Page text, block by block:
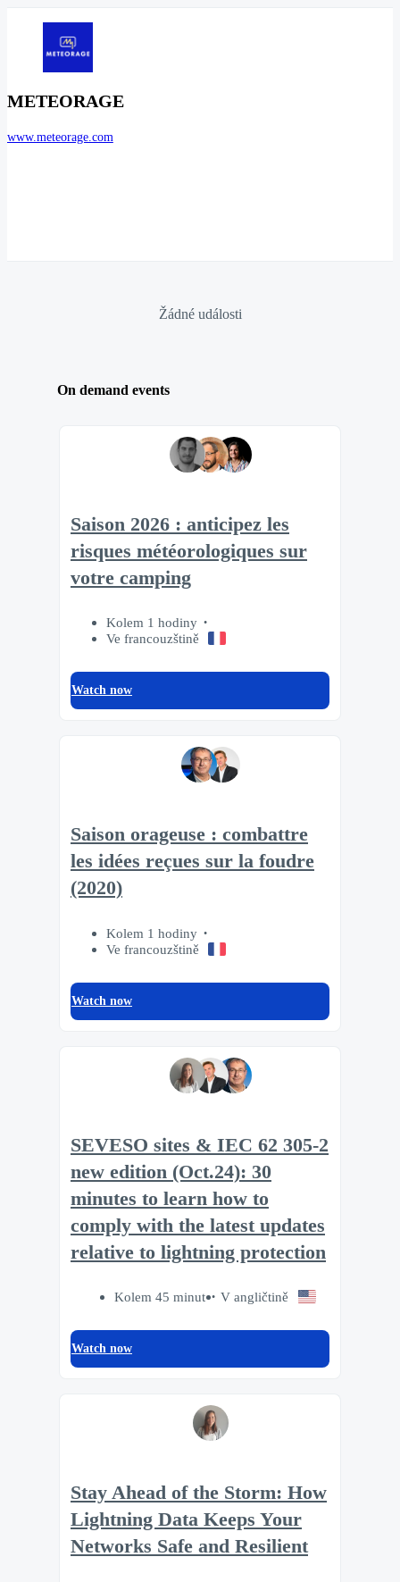
METEORAGE
www.meteorage.com
Žádné události
On demand events
Saison 2026 : anticipez les
risques météorologiques sur
votre camping
Kolem 1 hodiny
Ve francouzštině
Watch now
Saison orageuse : combattre
les idées reçues sur la foudre
(2020)
Kolem 1 hodiny
Ve francouzštině
Watch now
SEVESO sites & IEC 62 305-2
new edition (Oct.24): 30
minutes to learn how to
comply with the latest updates
relative to lightning protection
Kolem 45 minut V angličtině
Watch now
Stay Ahead of the Storm: How
Lightning Data Keeps Your
Networks Safe and Resilient